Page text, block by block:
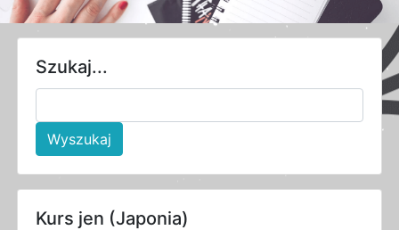
Szukaj...
Wyszukaj
Kurs jen (Japonia)